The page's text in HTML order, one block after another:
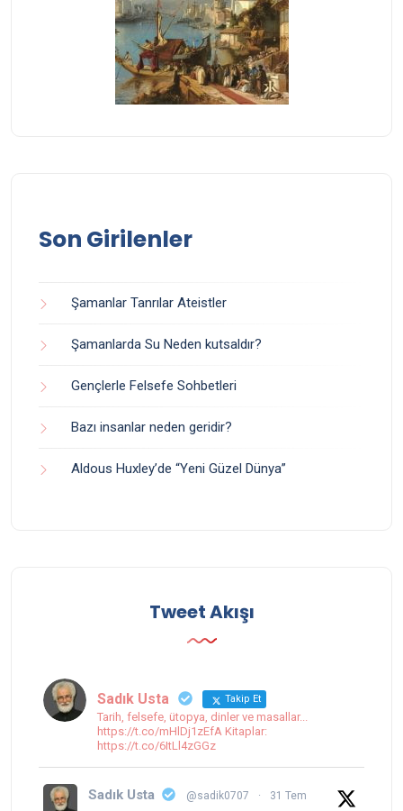
Son Girilenler
Şamanlar Tanrılar Ateistler
Şamanlarda Su Neden kutsaldır?
Gençlerle Felsefe Sohbetleri
Bazı insanlar neden geridir?
Aldous Huxley’de “Yeni Güzel Dünya”
Tweet Akışı
Sadık Usta Takip Et
Tarih, felsefe, ütopya, dinler ve masallar...
https://t.co/mHlDj1zEfA Kitaplar:
https://t.co/6ItLl4zGGz
Sadık Usta @sadik0707 · 31 Tem